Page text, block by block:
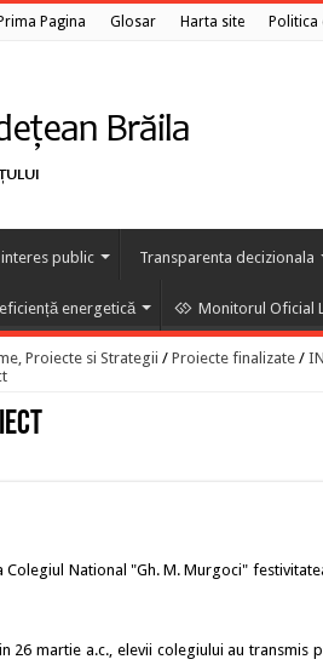
Prima Pagina Glosar Harta site Politica
public Transparenta decizionala
energetică Monitorul Oficial
Proiecte si Strategii / Proiecte finalizate /
Colegiul National "Gh. M. Murgoci"
26 martie a.c., elevii colegiului au transmis